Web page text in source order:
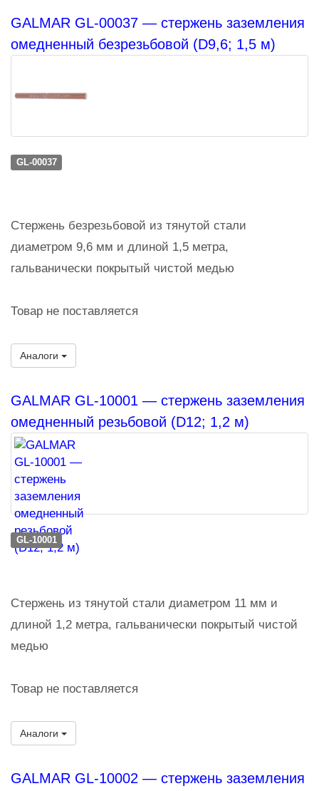
GALMAR GL-00037 — стержень заземления
омедненный безрезьбовой (D9,6; 1,5 м)
GL-00037
Стержень безрезьбовой из тянутой стали
диаметром 9,6 мм и длиной 1,5 метра,
гальванически покрытый чистой медью
Товар не поставляется
Аналоги
GALMAR GL-10001 — стержень заземления
омедненный резьбовой (D12; 1,2 м)
GL-10001
Стержень из тянутой стали диаметром 11 мм и
длиной 1,2 метра, гальванически покрытый чистой
медью
Товар не поставляется
Аналоги
GALMAR GL-10002 — стержень заземления